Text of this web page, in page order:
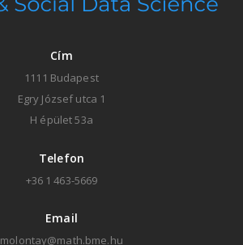
Cím
1111 Budapest
Egry József utca 1
H épület 53a
Telefon
+36 1 463-5669
Email
molontay@math.bme.hu